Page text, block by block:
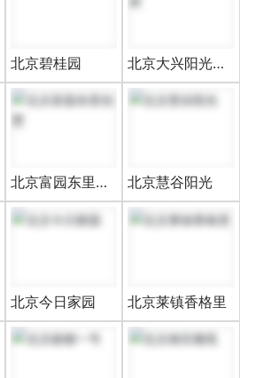
北京碧桂园
北京大兴阳光乐
府
北京富园东里别
墅
北京慧谷阳光
北京今日家园 北京莱镇香格里